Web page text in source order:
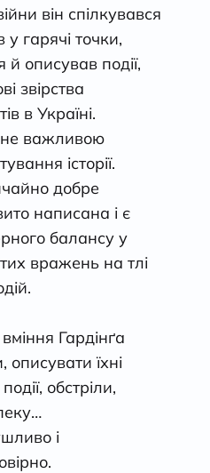
він спілкувався
у гарячі точки,
й описував події,
звірства
в Україні.
важливою
історії.
добре
написана і є
балансу у
вражень на тлі
Гардінґа
їхні
обстріли,
і